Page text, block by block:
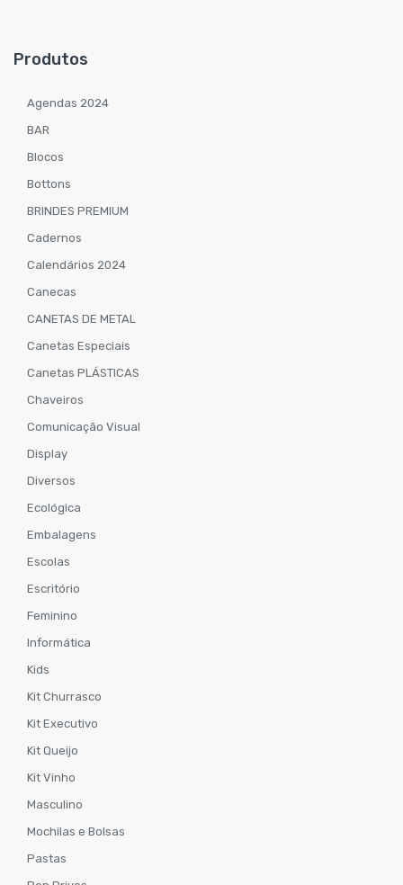
Produtos
Agendas 2024
BAR
Blocos
Bottons
BRINDES PREMIUM
Cadernos
Calendários 2024
Canecas
CANETAS DE METAL
Canetas Especiais
Canetas PLÁSTICAS
Chaveiros
Comunicação Visual
Display
Diversos
Ecológica
Embalagens
Escolas
Escritório
Feminino
Informática
Kids
Kit Churrasco
Kit Executivo
Kit Queijo
Kit Vinho
Masculino
Mochilas e Bolsas
Pastas